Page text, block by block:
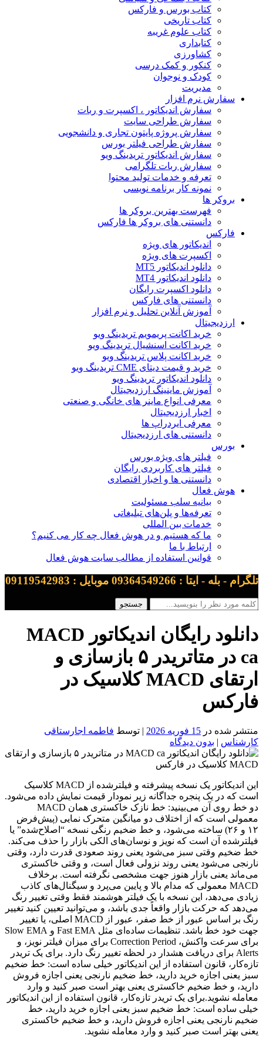
کتاب بورس و فارکس
کتاب تاریخی
کتاب علوم غریبه
کتابداری
کشاورزی
کنکور و کمک‌ درسی
کودک و نوجوان
مدیریت
سفارش نرم افزار
سفارش اندیکاتور ، اکسپرت و ربات
سفارش طراحی سایت
سفارش پروژه پایتون تجاری و دانشجویی
سفارش طراحی فیلتر بورس
سفارش اندیکاتور تریدینگ ویو
سفارش ربات تلگرامی
تعرفه و خدمات تولید محتوا
نمونه کار برنامه نویسی
بروکر ها
فهرست بهترین بروکر ها
دانستنی های بروکر ها فارکس
فارکس
اندیکاتور های ویژه
اکسپرت های ویژه
دانلود اندیکاتور MT5
دانلود اندیکاتور MT4
دانلود اکسپرت رایگان
دانستنی های فارکس
آموزش آنلاین تحلیل و نرم افزار
ارزدیجیتال
خرید اکانت پریمویم تریدینگ ویو
خرید اکانت اسنشیال تریدینگ ویو
خرید اکانت پلاس تریدینگ ویو
خرید و قیمت دیتای CME تریدینگ ویو
دانلود اندیکاتور تریدینگ ویو
آموزش ماینینگ ارزدیجیتال
معرفی انواع ماینر های خانگی و صنعتی
اخبار ارزدیجیتال
معرفی ایردراپ ها
دانستنی های ارزدیجیتال
بورس
فیلتر های ویژه بورس
فیلتر های کاربردی رایگان
دانستنی ها و اخبار اقتصادی
هوش فعال
بیانیه سلب مسئولیت
تعرفه‌ها و پلن‌های تبلیغاتی
خدمات بین المللی
ما که هستیم و در هوش فعال چه کار می کنیم؟
ارتباط با ما
قوانین استفاده از مطالب سایت هوش فعال
تلگرام - بله - ایتا : 09364549266 موبایل : 09119542983
دانلود رایگان اندیکاتور MACD
ca در متاتریدر ۵ بازسازی و
ارتقای MACD کلاسیک در
فارکس
منتشر شده در 15 فوریه 2026 | توسط فاطمه اجارستاقی
کارشناس | بدون دیدگاه
این اندیکاتور یک نسخه پیشرفته و فیلترشده از MACD کلاسیک
است که در یک پنجره جداگانه زیر نمودار قیمت نمایش داده می‌شود.
دو خط روی آن می‌بینید: خط نازک خاکستری همان MACD
معمولی است که از اختلاف دو میانگین متحرک نمایی (پیش‌فرض
۱۲ و ۲۶) ساخته می‌شود، و خط ضخیم رنگی نسخه “اصلاح‌شده” یا
فیلترشده آن است که نویز و نوسان‌های الکی بازار را حذف می‌کند.
خط ضخیم وقتی سبز می‌شود یعنی روند صعودی قدرت دارد، وقتی
نارنجی می‌شود یعنی روند نزولی فعال است، و وقتی خاکستری
می‌ماند یعنی بازار هنوز جهت مشخصی نگرفته است. برخلاف
MACD معمولی که مدام بالا و پایین می‌پرد و سیگنال‌های کاذب
زیادی می‌دهد، این نسخه با یک فیلتر هوشمند فقط وقتی تغییر رنگ
می‌دهد که حرکت بازار واقعاً جدی باشد، و می‌توانید تعیین کنید تغییر
رنگ بر اساس عبور از خط صفر، عبور از MACD اصلی، یا تغییر
جهت خود خط باشد. تنظیمات ساده‌ای مثل Fast EMA و Slow EMA
برای سرعت واکنش، Correction Period برای میزان فیلتر نویز، و
Alerts برای دریافت هشدار در لحظه تغییر رنگ دارد. برای یک تریدر
تازه‌کار، قانون استفاده از این اندیکاتور خیلی ساده است: خط ضخیم
سبز یعنی اجازه خرید دارید، خط ضخیم نارنجی یعنی اجازه فروش
دارید، و خط ضخیم خاکستری یعنی بهتر است صبر کنید و وارد
معامله نشوید.برای یک تریدر تازه‌کار، قانون استفاده از این اندیکاتور
خیلی ساده است: خط ضخیم سبز یعنی اجازه خرید دارید، خط
ضخیم نارنجی یعنی اجازه فروش دارید، و خط ضخیم خاکستری
یعنی بهتر است صبر کنید و وارد معامله نشوید.